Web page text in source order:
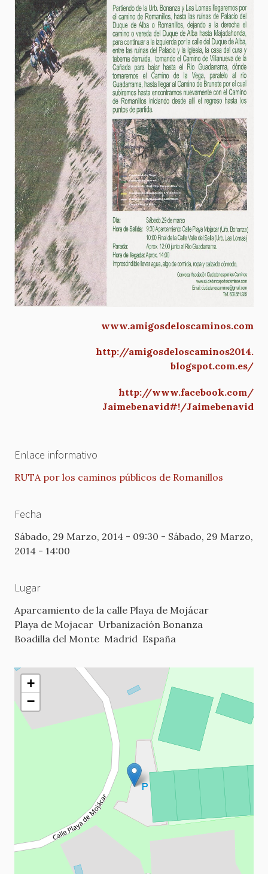
www.amigosdeloscaminos.com
http://amigosdeloscaminos2014.
blogspot.com.es/
http://www.facebook.com/
Jaimebenavid#!/Jaimebenavid
Enlace informativo
RUTA por los caminos públicos de Romanillos
Fecha
Sábado, 29 Marzo, 2014 - 09:30 - Sábado, 29 Marzo,
2014 - 14:00
Lugar
Aparcamiento de la calle Playa de Mojácar
Playa de Mojacar Urbanización Bonanza
Boadilla del Monte Madrid España
+
−